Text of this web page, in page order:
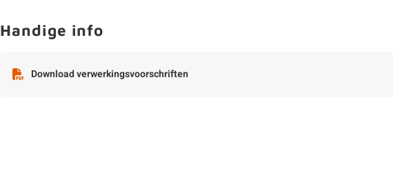
Handige info
Download verwerkingsvoorschriften